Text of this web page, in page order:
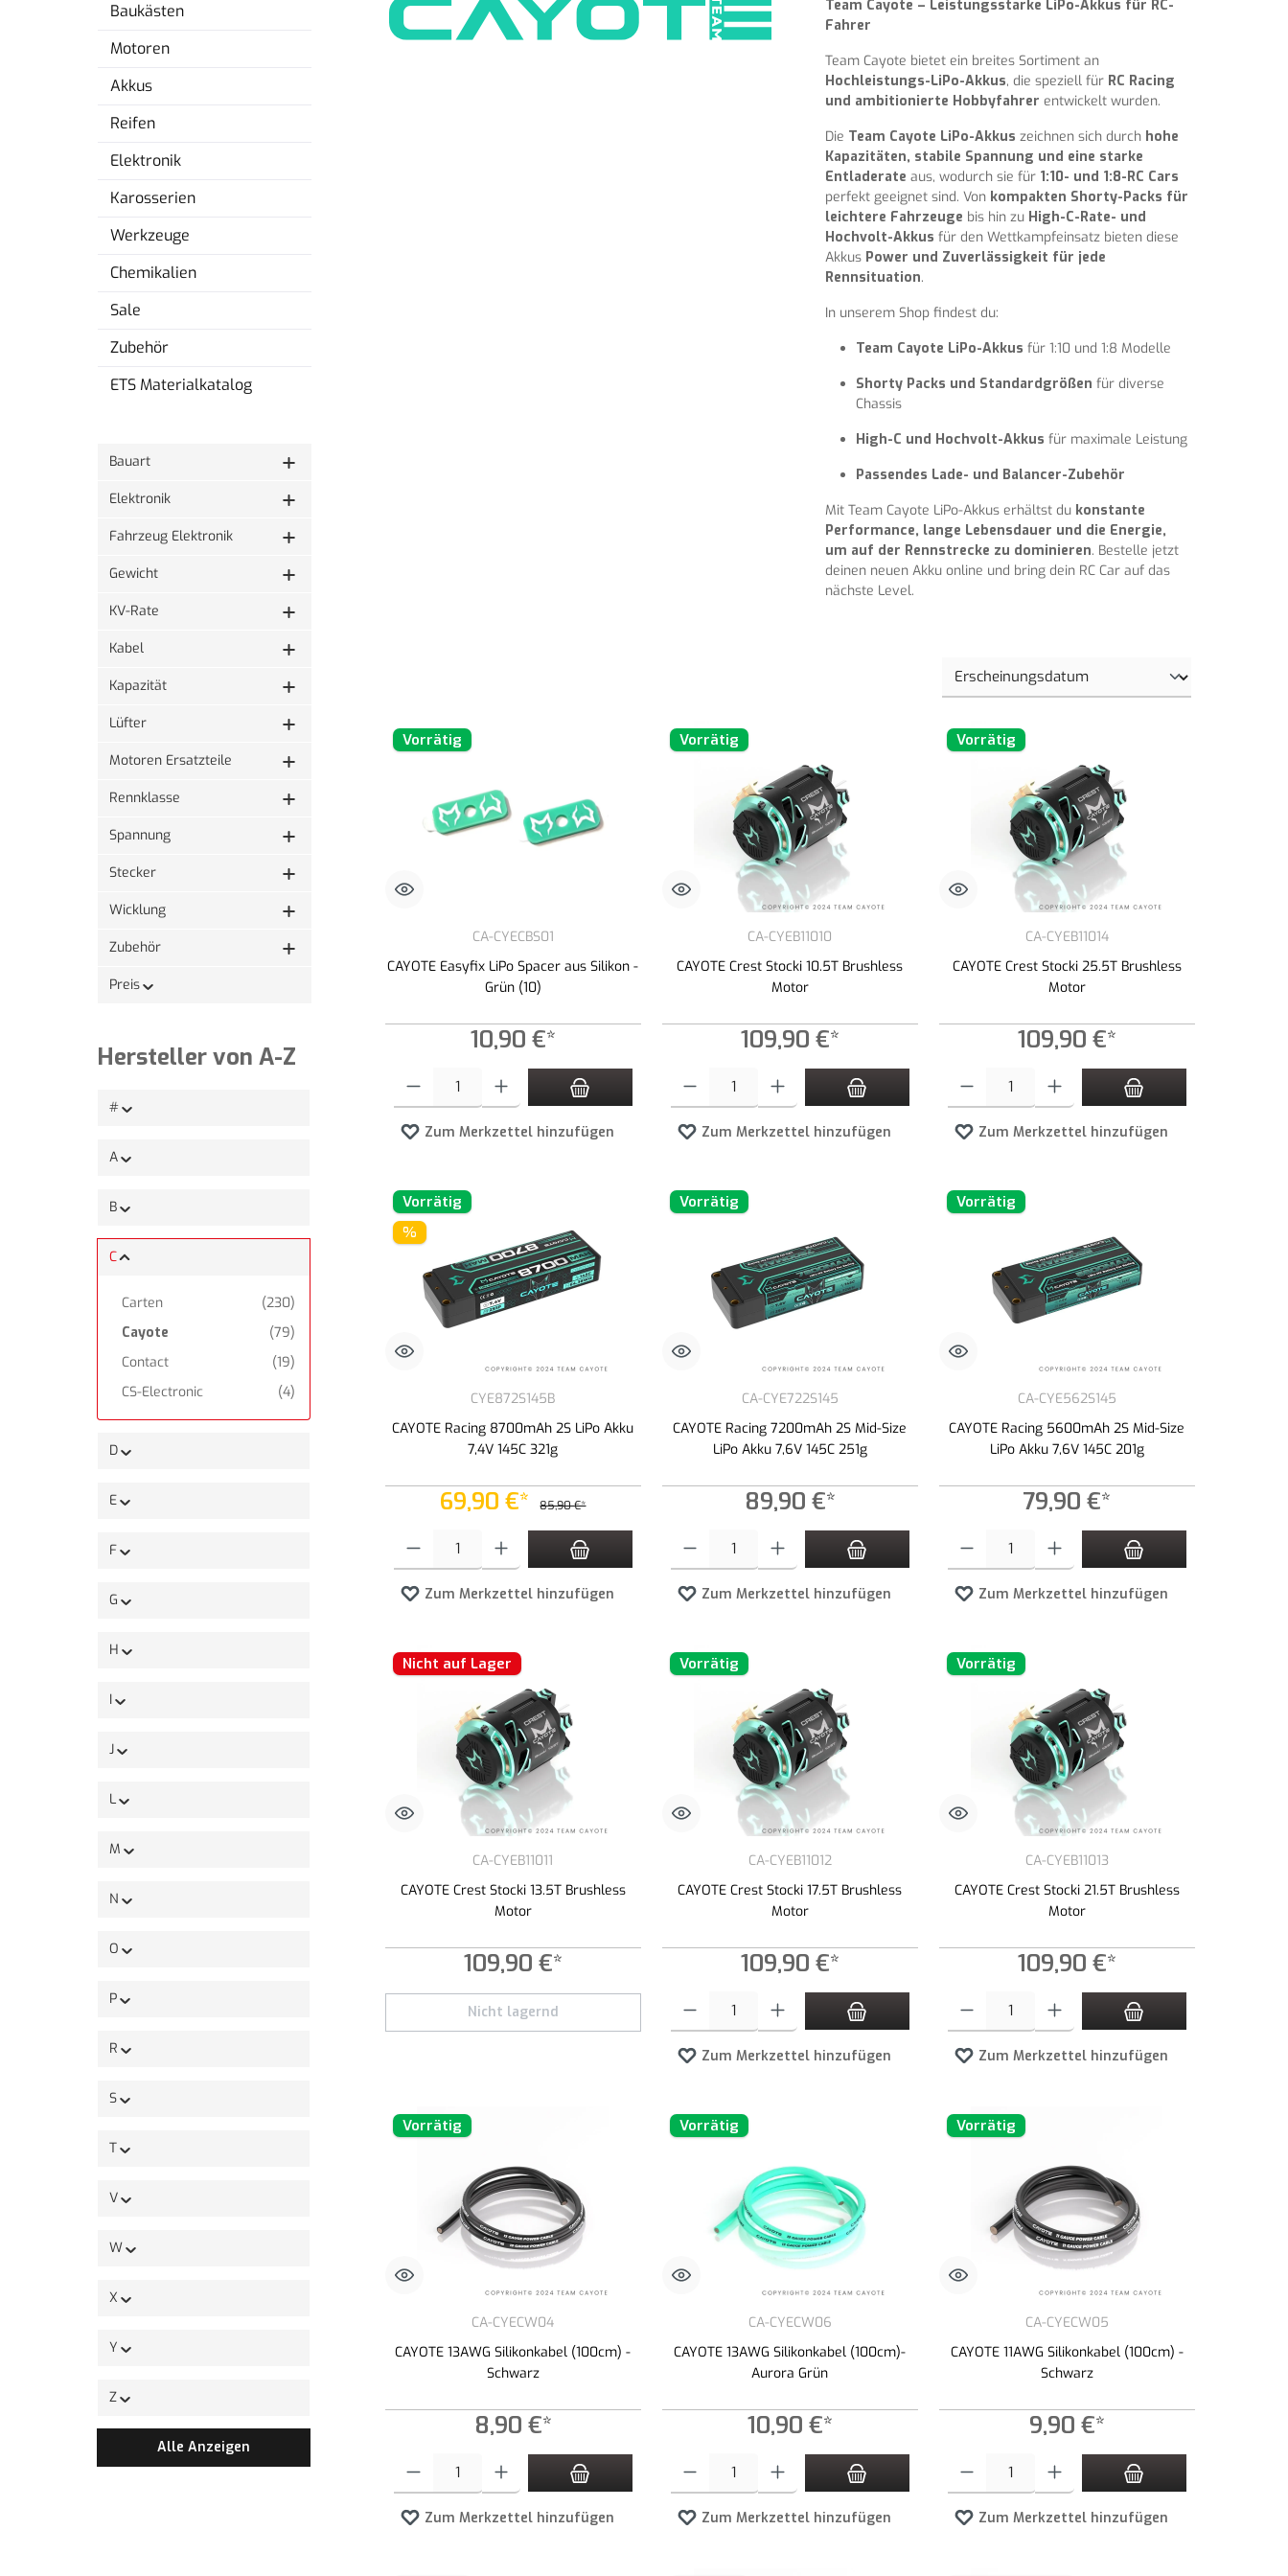
Baukästen
Motoren
Akkus
Reifen
Elektronik
Karosserien
Werkzeuge
Chemikalien
Sale
Zubehör
ETS Materialkatalog
Bauart
Elektronik
Fahrzeug Elektronik
Gewicht
KV-Rate
Kabel
Kapazität
Lüfter
Motoren Ersatzteile
Rennklasse
Spannung
Stecker
Wicklung
Zubehör
Preis
Hersteller von A-Z
#
A
B
C
(230)
Carten
(79)
Cayote
(19)
Contact
(4)
CS-Electronic
D
E
F
G
H
I
J
L
M
N
O
P
R
S
T
V
W
X
Y
Z
Alle Anzeigen
Team Cayote – Leistungsstarke LiPo-Akkus für RC-
Fahrer
Team Cayote bietet ein breites Sortiment an
Hochleistungs-LiPo-Akkus, die speziell für RC Racing
und ambitionierte Hobbyfahrer entwickelt wurden.
Die Team Cayote LiPo-Akkus zeichnen sich durch hohe
Kapazitäten, stabile Spannung und eine starke
Entladerate aus, wodurch sie für 1:10- und 1:8-RC Cars
perfekt geeignet sind. Von kompakten Shorty-Packs für
leichtere Fahrzeuge bis hin zu High-C-Rate- und
Hochvolt-Akkus für den Wettkampfeinsatz bieten diese
Akkus Power und Zuverlässigkeit für jede
Rennsituation.
In unserem Shop findest du:
Team Cayote LiPo-Akkus für 1:10 und 1:8 Modelle
Shorty Packs und Standardgrößen für diverse
Chassis
High-C und Hochvolt-Akkus für maximale Leistung
Passendes Lade- und Balancer-Zubehör
Mit Team Cayote LiPo-Akkus erhältst du konstante
Performance, lange Lebensdauer und die Energie,
um auf der Rennstrecke zu dominieren. Bestelle jetzt
deinen neuen Akku online und bring dein RC Car auf das
nächste Level.
Vorrätig
CA-CYECBS01
CAYOTE Easyfix LiPo Spacer aus Silikon -
Grün (10)
10,90 €*
Produkt Anzahl: Gib den gewünschten Wert ein oder benutze die Schaltflächen um die Anzahl zu erhöhen oder zu reduzieren.
Zum Merkzettel hinzufügen
Vorrätig
CA-CYEB11010
CAYOTE Crest Stocki 10.5T Brushless
Motor
109,90 €*
Produkt Anzahl: Gib den gewünschten Wert ein oder benutze die Schaltflächen um die Anzahl zu erhöhen oder zu
Zum Merkzettel hinzufügen
Vorrätig
CA-CYEB11014
CAYOTE Crest Stocki 25.5T Brushless
Motor
109,90 €*
Produkt Anzahl: Gib den gewünschten Wert ein oder benutze
Zum Merkzettel hinzufügen
Vorrätig
%
CYE872S145B
CAYOTE Racing 8700mAh 2S LiPo Akku
7,4V 145C 321g
69,90 €* 85,90 €*
Produkt Anzahl: Gib den gewünschten Wert ein oder benutze die Schaltflächen um die Anzahl zu erhöhen oder zu reduzieren.
Zum Merkzettel hinzufügen
Vorrätig
CA-CYE722S145
CAYOTE Racing 7200mAh 2S Mid-Size
LiPo Akku 7,6V 145C 251g
89,90 €*
Produkt Anzahl: Gib den gewünschten Wert ein oder benutze die Schaltflächen um die Anzahl zu erhöhen oder zu
Zum Merkzettel hinzufügen
Vorrätig
CA-CYE562S145
CAYOTE Racing 5600mAh 2S Mid-Size
LiPo Akku 7,6V 145C 201g
79,90 €*
Produkt Anzahl: Gib den gewünschten Wert ein oder benutze
Zum Merkzettel hinzufügen
Nicht auf Lager
CA-CYEB11011
CAYOTE Crest Stocki 13.5T Brushless
Motor
109,90 €*
Nicht lagernd
Vorrätig
CA-CYEB11012
CAYOTE Crest Stocki 17.5T Brushless
Motor
109,90 €*
Produkt Anzahl: Gib den gewünschten Wert ein oder benutze die Schaltflächen um die Anzahl zu erhöhen oder zu
Zum Merkzettel hinzufügen
Vorrätig
CA-CYEB11013
CAYOTE Crest Stocki 21.5T Brushless
Motor
109,90 €*
Produkt Anzahl: Gib den gewünschten Wert ein oder benutze
Zum Merkzettel hinzufügen
Vorrätig
CA-CYECW04
CAYOTE 13AWG Silikonkabel (100cm) -
Schwarz
8,90 €*
Produkt Anzahl: Gib den gewünschten Wert ein oder benutze die Schaltflächen um die Anzahl zu erhöhen oder zu reduzieren.
Zum Merkzettel hinzufügen
Vorrätig
CA-CYECW06
CAYOTE 13AWG Silikonkabel (100cm)-
Aurora Grün
10,90 €*
Produkt Anzahl: Gib den gewünschten Wert ein oder benutze die Schaltflächen um die Anzahl zu erhöhen oder zu
Zum Merkzettel hinzufügen
Vorrätig
CA-CYECW05
CAYOTE 11AWG Silikonkabel (100cm) -
Schwarz
9,90 €*
Produkt Anzahl: Gib den gewünschten Wert ein oder benutze
Zum Merkzettel hinzufügen